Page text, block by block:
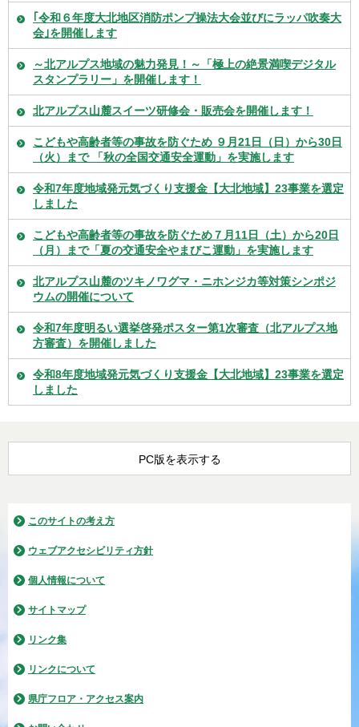
｢令和６年度大北地区消防ポンプ操法大会並びにラッパ吹奏大
会｣を開催します
～北アルプス地域の魅力発見！～「極上の絶景満喫デジタル
スタンプラリー」を開催します！
北アルプス山麓スイーツ研修会・販売会を開催します！
こどもや高齢者等の事故を防ぐため ９月21日（日）から30日
（火）まで 「秋の全国交通安全運動」を実施します
令和7年度地域発元気づくり支援金【大北地域】23事業を選定
しました
こどもや高齢者等の事故を防ぐため７月11日（土）から20日
（月）まで「夏の交通安全やまびこ運動」を実施します
北アルプス山麓のツキノワグマ・ニホンジカ等対策シンポジ
ウムの開催について
令和7年度明るい選挙啓発ポスター第1次審査（北アルプス地
方審査）を開催しました
令和8年度地域発元気づくり支援金【大北地域】23事業を選定
しました
PC版を表示する
このサイトの考え方
ウェブアクセシビリティ方針
個人情報について
サイトマップ
リンク集
リンクについて
県庁フロア・アクセス案内